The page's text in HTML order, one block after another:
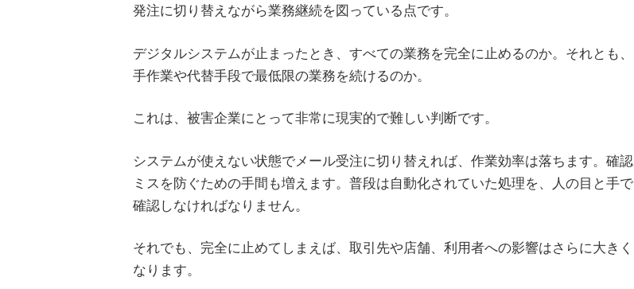
発注に切り替えながら業務継続を図っている点です。
デジタルシステムが止まったとき、すべての業務を完全に止めるのか。それとも、
手作業や代替手段で最低限の業務を続けるのか。
これは、被害企業にとって非常に現実的で難しい判断です。
システムが使えない状態でメール受注に切り替えれば、作業効率は落ちます。確認
ミスを防ぐための手間も増えます。普段は自動化されていた処理を、人の目と手で
確認しなければなりません。
それでも、完全に止めてしまえば、取引先や店舗、利用者への影響はさらに大きく
なります。